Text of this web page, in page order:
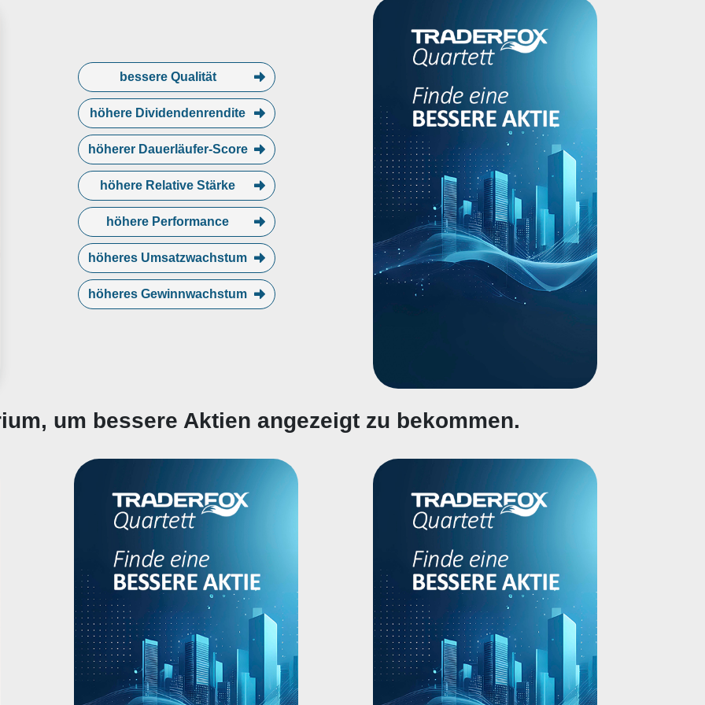
bessere Qualität
höhere Dividendenrendite
höherer Dauerläufer-Score
höhere Relative Stärke
höhere Performance
höheres Umsatzwachstum
höheres Gewinnwachstum
um bessere Aktien angezeigt zu bekommen.